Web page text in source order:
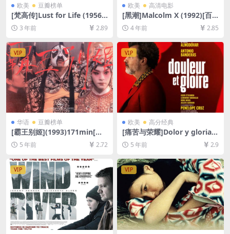
欧美 豆瓣榜单
[梵高传]Lust for Life (1956)
[百度网盘+夸克网盘1080P超
清未删减资源][网盘在线播放/
3 年前 2.89
欧美 高清电影
[黑潮]Malcolm X (1992)[百
度网盘+迅雷云盘资源1080P
超清未删减][MP4/11GB][中
4 年前 2.85
VIP
华语 豆瓣榜单
[霸王别姬](1993)171min[百
度网盘+迅雷云盘资源1080P
超清未删减][MP4/10GB][原
声中字]
5 年前 2.72
VIP
欧美 高分经典
[痛苦与荣耀]Dolor y gloria
(2019)完整版[百度网盘+迅雷
云盘资源1080P超清未删减]
[MP4/6.0GB][中文字幕]
5 年前 2.9
VIP VIP